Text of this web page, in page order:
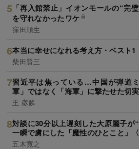
「再入館禁止」イオンモールの“完
を守れなかったワケ
窪田順生
本当に幸せになれる考え方・ベスト1
柴田賢三
習近平は焦っている…中国が弾道
軍」ではなく「海軍」に撃たせた切
王 彦麟
対談に30分以上遅刻した大原麗子が
一瞬で虜にした「魔性のひとこと」〈
五木寛之